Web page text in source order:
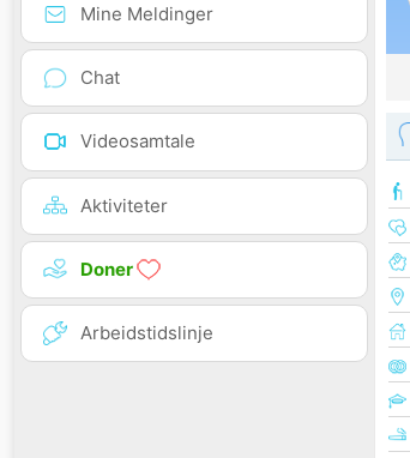
Mine Meldinger
Chat
Videosamtale
Aktiviteter
Doner
Arbeidstidslinje